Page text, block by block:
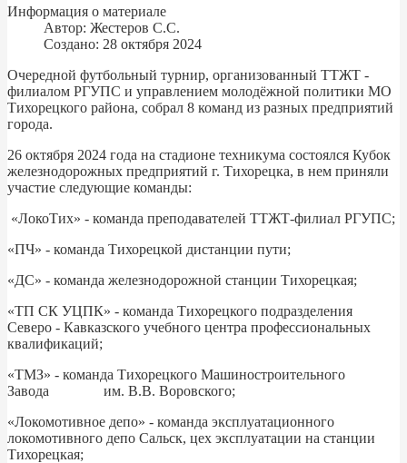
Информация о материале
Автор: Жестеров С.С.
Создано: 28 октября 2024
Очередной футбольный турнир, организованный ТТЖТ -
филиалом РГУПС и управлением молодёжной политики МО
Тихорецкого района, собрал 8 команд из разных предприятий
города.
26 октября 2024 года на стадионе техникума состоялся Кубок
железнодорожных предприятий г. Тихорецка, в нем приняли
участие следующие команды:
«ЛокоТих» - команда преподавателей ТТЖТ-филиал РГУПС;
«ПЧ» - команда Тихорецкой дистанции пути;
«ДС» - команда железнодорожной станции Тихорецкая;
«ТП СК УЦПК» - команда Тихорецкого подразделения
Северо - Кавказского учебного центра профессиональных
квалификаций;
«ТМЗ» - команда Тихорецкого Машиностроительного
Завода им. В.В. Воровского;
«Локомотивное депо» - команда эксплуатационного
локомотивного депо Сальск, цех эксплуатации на станции
Тихорецкая;